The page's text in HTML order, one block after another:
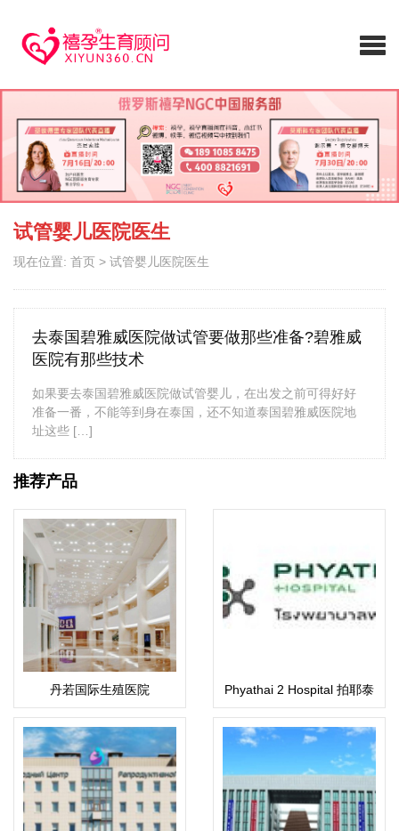
试管婴儿医院医生
现在位置: 首页 > 试管婴儿医院医生
去泰国碧雅威医院做试管要做那些准备?碧雅威
医院有那些技术
如果要去泰国碧雅威医院做试管婴儿，在出发之前可得好好
准备一番，不能等到身在泰国，还不知道泰国碧雅威医院地
址这些 […]
推荐产品
丹若国际生殖医院
Phyathai 2 Hospital 拍耶泰
2医院